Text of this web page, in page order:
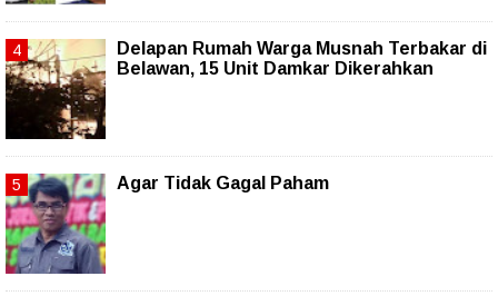
Delapan Rumah Warga Musnah Terbakar di
Belawan, 15 Unit Damkar Dikerahkan
Agar Tidak Gagal Paham